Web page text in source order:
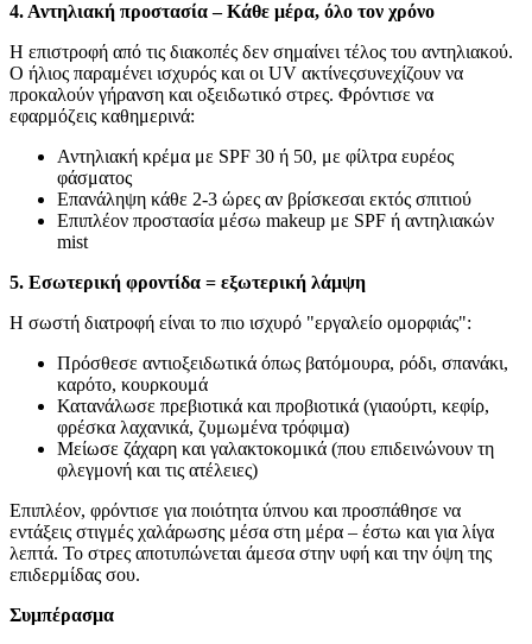
4. Αντηλιακή προστασία – Κάθε μέρα, όλο τον χρόνο
Η επιστροφή από τις διακοπές δεν σημαίνει τέλος του αντηλιακού.
Ο ήλιος παραμένει ισχυρός και οι UV ακτίνεςσυνεχίζουν να
προκαλούν γήρανση και οξειδωτικό στρες. Φρόντισε να
εφαρμόζεις καθημερινά:
Αντηλιακή κρέμα με SPF 30 ή 50, με φίλτρα ευρέος
φάσματος
Επανάληψη κάθε 2-3 ώρες αν βρίσκεσαι εκτός σπιτιού
Επιπλέον προστασία μέσω makeup με SPF ή αντηλιακών
mist
5. Εσωτερική φροντίδα = εξωτερική λάμψη
Η σωστή διατροφή είναι το πιο ισχυρό "εργαλείο ομορφιάς":
Πρόσθεσε αντιοξειδωτικά όπως βατόμουρα, ρόδι, σπανάκι,
καρότο, κουρκουμά
Κατανάλωσε πρεβιοτικά και προβιοτικά (γιαούρτι, κεφίρ,
φρέσκα λαχανικά, ζυμωμένα τρόφιμα)
Μείωσε ζάχαρη και γαλακτοκομικά (που επιδεινώνουν τη
φλεγμονή και τις ατέλειες)
Επιπλέον, φρόντισε για ποιότητα ύπνου και προσπάθησε να
εντάξεις στιγμές χαλάρωσης μέσα στη μέρα – έστω και για λίγα
λεπτά. Το στρες αποτυπώνεται άμεσα στην υφή και την όψη της
επιδερμίδας σου.
Συμπέρασμα